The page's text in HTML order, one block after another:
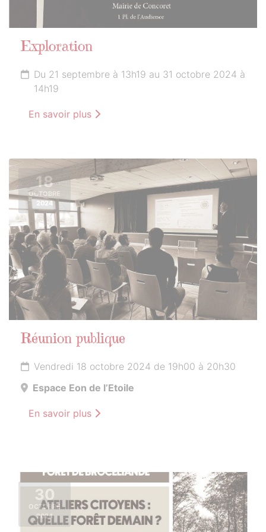
Exploration
Du 21 septembre à 13h19 au 31 octobre 2024 à
14h19
En savoir plus
18
OCTOBRE
2024
Réunion publique
Vendredi 18 octobre 2024 de 19h00 à 20h30
Espace Eon de l’Etoile
En savoir plus
30
OCTOBRE
2024